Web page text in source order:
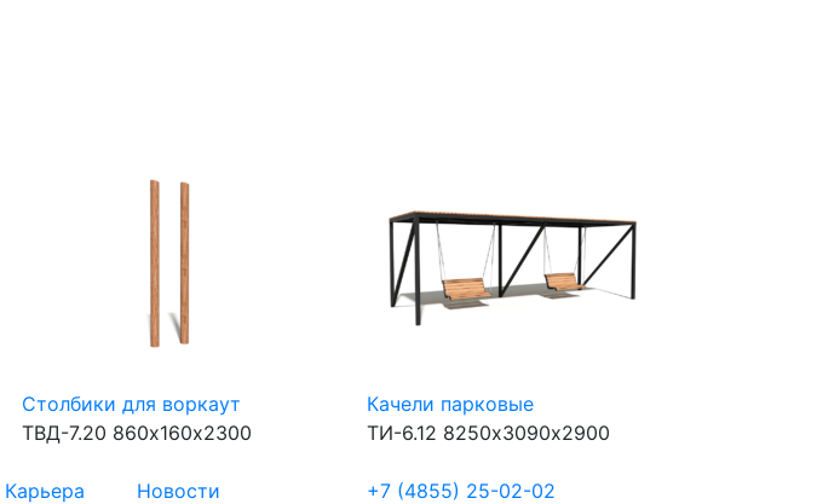
Столбики для воркаут
ТВД-7.20 860х160х2300
Качели парковые
ТИ-6.12 8250х3090х2900
Карьера Новости +7 (4855) 25-02-02